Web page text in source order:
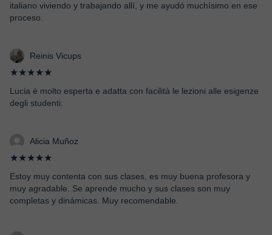
italiano viviendo y trabajando allí, y me ayudó muchísimo en ese
proceso.
Reinis Vicups
★★★★★
Lucia è molto esperta e adatta con facilità le lezioni alle esigenze
degli studenti.
Alicia Muñoz
★★★★★
Estoy muy contenta con sus clases, es muy buena profesora y
muy agradable. Se aprende mucho y sus clases son muy
completas y dinámicas. Muy recomendable.